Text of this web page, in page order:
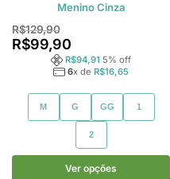
Menino Cinza
R$129,90
R$99,90
R$94,91 5% off
6x de R$16,65
M G GG 1
2
Ver opções